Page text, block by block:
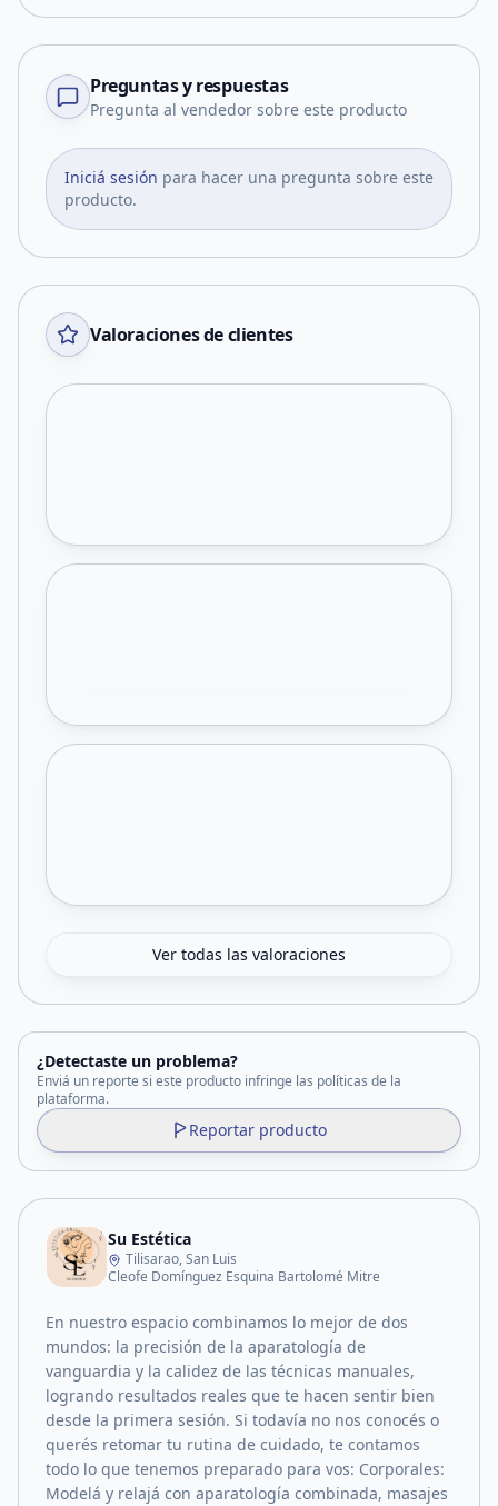
Preguntas y respuestas
Pregunta al vendedor sobre este producto
Iniciá sesión para hacer una pregunta sobre este
producto.
Valoraciones de clientes
Ver todas las valoraciones
¿Detectaste un problema?
Enviá un reporte si este producto infringe las políticas de la
plataforma.
Reportar producto
Su Estética
Tilisarao, San Luis
Cleofe Domínguez Esquina Bartolomé Mitre
En nuestro espacio combinamos lo mejor de dos
mundos: la precisión de la aparatología de
vanguardia y la calidez de las técnicas manuales,
logrando resultados reales que te hacen sentir bien
desde la primera sesión. Si todavía no nos conocés o
querés retomar tu rutina de cuidado, te contamos
todo lo que tenemos preparado para vos: Corporales:
Modelá y relajá con aparatología combinada, masajes